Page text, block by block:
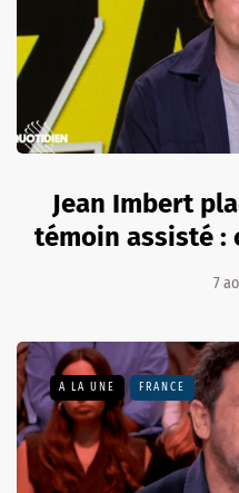
Jean Imbert
témoin assisté :
7
A LA UNE FRANCE